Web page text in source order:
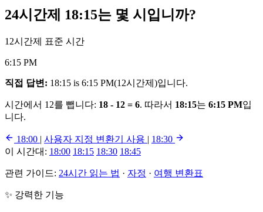
24시간제 18:15는 몇 시입니까?
12시간제 표준 시간
6:15 PM
직접 답변: 18:15 is 6:15 PM(12시간제)입니다.
시간에서 12를 뺍니다: 18 - 12 = 6. 따라서 18:15는 6:15 PM입
니다.
18:00 | 사용자 지정 변환기 사용 | 18:30
이 시간대: 18:00 18:15 18:30 18:45
관련 가이드: 24시간 읽는 법 · 자정 · 여행 변환표
✨ 강력한 기능